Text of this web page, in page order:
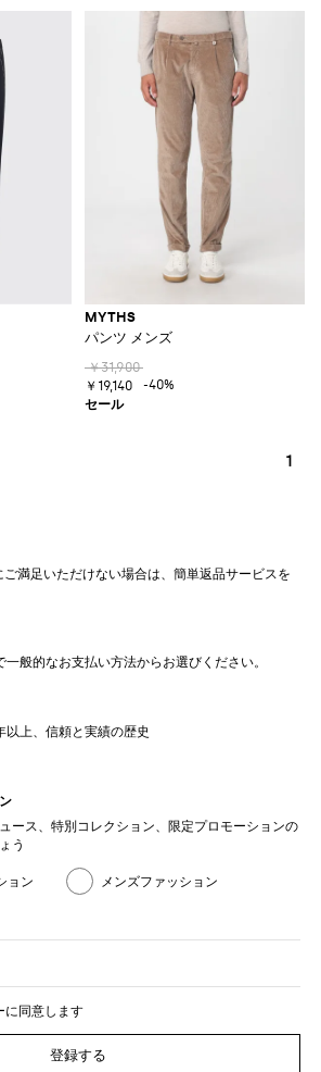
MYTHS
パンツ メンズ
￥31,900
￥19,140
-40%
1
満足いただけない場合は、簡単返品サービスを
般的なお支払い方法からお選びください。
上、信頼と実績の歴史
ース、特別コレクション、限定プロモーションの
う
ョン メンズファッション
に同意します
登録する